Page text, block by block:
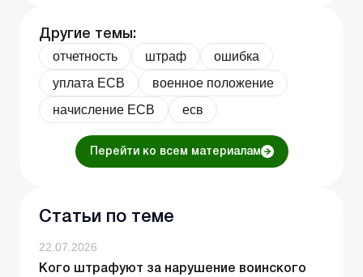
Другие темы:
отчетность штраф
ошибка
уплата ЕСВ
военное положение
начисление ЕСВ
есв
Перейти ко всем материалам
Статьи по теме
22.07.2026
Кого штрафуют за нарушение воинского